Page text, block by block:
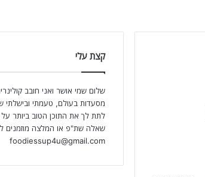
קצת עלי
שלום שמי אושר ואני חובב
מסעדות בעולם, טעמתי ובישלתי
לתת לך את התוכן הטוב ביותר על
שאלה שת"פ או המלצה מוזמנים
foodiessup4u@gmail.com